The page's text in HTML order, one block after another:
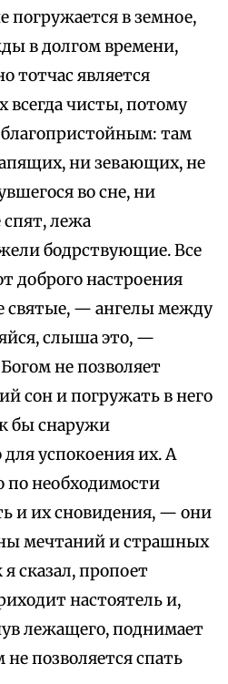
погружается в земное,
в долгом времени,
тотчас является
всегда чисты, потому
там
ни зевающих, не
во сне, ни
спят, лежа
бодрствующие. Все
доброго настроения
святые, — ангелы между
слыша это, —
не позволяет
сон и погружать в него
бы снаружи
для успокоения их. А
по необходимости
и их сновидения, — они
мечтаний и страшных
сказал, пропоет
настоятель и,
лежащего, поднимает
позволяется спать